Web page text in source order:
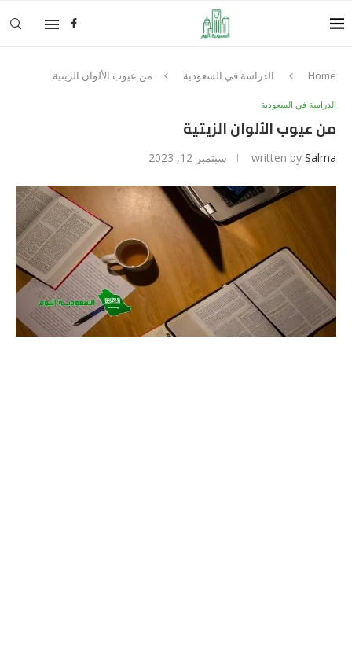
Home الدراسة في السعودية من عيوب الألوان الزيتية
الدراسة في السعودية
من عيوب الألوان الزيتية
written by Salma سبتمبر 12, 2023